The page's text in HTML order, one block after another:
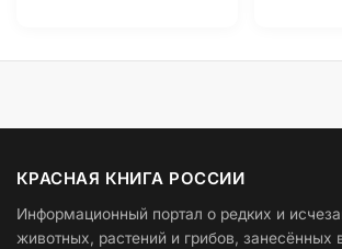
КРАСНАЯ КНИГА РОССИИ
Информационный портал о редких и
животных, растений и грибов, занесённых